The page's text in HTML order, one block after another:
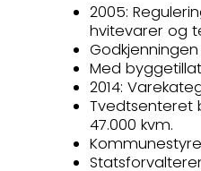
2005:
hvitevarer og
Med
2014:
Tvedtsenteret
47.000 kvm.